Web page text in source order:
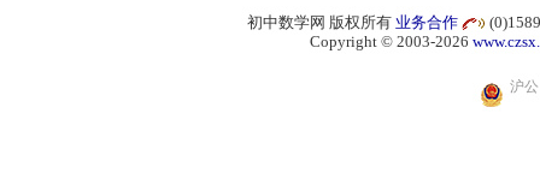
初中数学网 版权所有 业务合作
Copyright © 2003-2026
沪公